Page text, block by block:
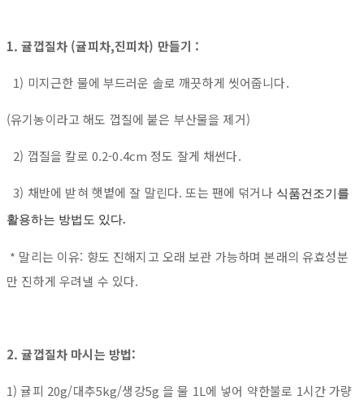
1. 귤껍질차 (귤피차,진피차) 만들기 :
1) 미지근한 물에 부드러운 솔로 깨끗하게 씻어줍니다.
(유기농이라고 해도 껍질에 붙은 부산물을 제거)
2) 껍질을 칼로 0.2-0.4cm 정도 잘게 채썬다.
3) 채반에 받혀 햇볕에 잘 말린다. 또는 팬에 덖거나 식품건조기를
활용하는 방법도 있다.
* 말리는 이유: 향도 진해지고 오래 보관 가능하며 본래의 유효성분
만 진하게 우려낼 수 있다.
2. 귤껍질차 마시는 방법:
1) 귤피 20g/대추5kg/생강5g 을 물 1L에 넣어 약한불로 1시간 가량